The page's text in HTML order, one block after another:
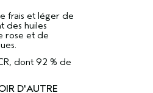
frais et léger de
des huiles
rose et de
dont 92 % de
D'AUTRE